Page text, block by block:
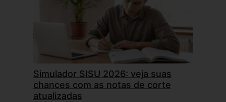
Simulador SISU 2026: veja suas
chances com as notas de corte
atualizadas